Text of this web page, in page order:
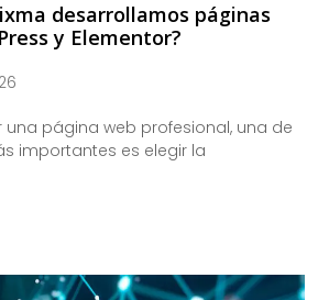
desarrollamos páginas
y Elementor?
una página web profesional, una de
importantes es elegir la